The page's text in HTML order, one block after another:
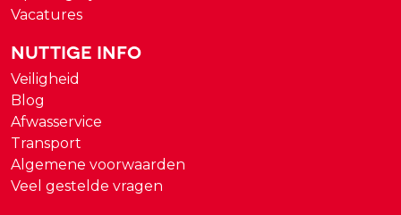
Vacatures
Nuttige Info
Veiligheid
Blog
Afwasservice
Transport
Algemene voorwaarden
Veel gestelde vragen